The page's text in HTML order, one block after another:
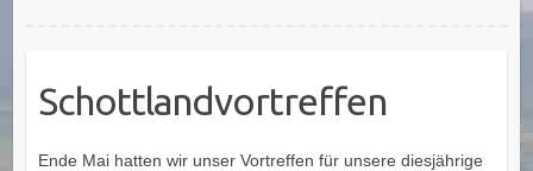
Schottlandvortreffen
Ende Mai hatten wir unser Vortreffen für unsere diesjährige